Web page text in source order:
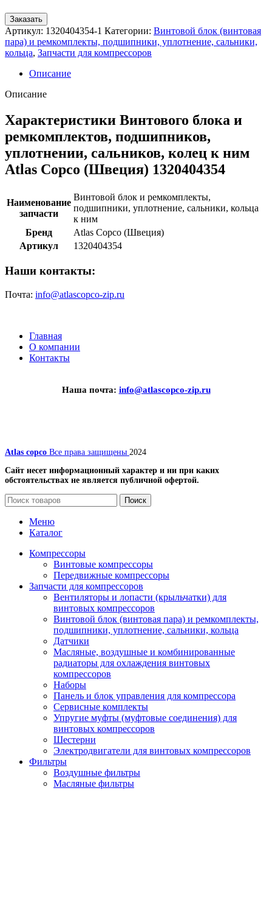
Заказать
Артикул: 1320404354-1 Категории: Винтовой блок (винтовая
пара) и ремкомплекты, подшипники, уплотнение, сальники,
кольца, Запчасти для компрессоров
Описание
Описание
Характеристики Винтового блока и
ремкомплектов, подшипников,
уплотнении, сальников, колец к ним
Atlas Copco (Швеция) 1320404354
Наименование
запчасти
Винтовой блок и ремкомплекты,
подшипники, уплотнение, сальники, кольца
к ним
Бренд
Atlas Copco (Швеция)
Артикул
1320404354
Наши контакты:
Почта: info@atlascopco-zip.ru
Главная
О компании
Контакты
Наша почта: info@atlascopco-zip.ru
Atlas copco Все права защищены 2024
Сайт несет информационный характер и ни при каких
обстоятельствах не является публичной офертой.
Поиск
Меню
Каталог
Компрессоры
Винтовые компрессоры
Передвижные компрессоры
Запчасти для компрессоров
Вентиляторы и лопасти (крыльчатки) для
винтовых компрессоров
Винтовой блок (винтовая пара) и ремкомплекты,
подшипники, уплотнение, сальники, кольца
Датчики
Масляные, воздушные и комбинированные
радиаторы для охлаждения винтовых
компрессоров
Наборы
Панель и блок управления для компрессора
Сервисные комплекты
Упругие муфты (муфтовые соединения) для
винтовых компрессоров
Шестерни
Электродвигатели для винтовых компрессоров
Фильтры
Воздушные фильтры
Масляные фильтры